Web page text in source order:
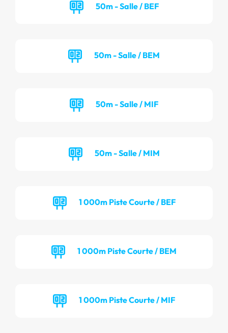
50m - Salle / BEF
50m - Salle / BEM
50m - Salle / MIF
50m - Salle / MIM
1 000m Piste Courte / BEF
1 000m Piste Courte / BEM
1 000m Piste Courte / MIF